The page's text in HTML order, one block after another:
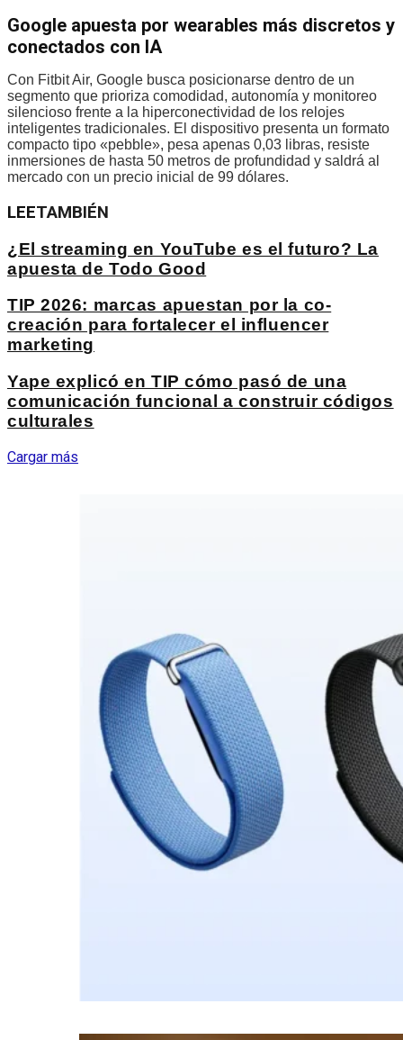
Google apuesta por wearables más discretos y
conectados con IA
Con Fitbit Air, Google busca posicionarse dentro de un
segmento que prioriza comodidad, autonomía y monitoreo
silencioso frente a la hiperconectividad de los relojes
inteligentes tradicionales. El dispositivo presenta un formato
compacto tipo «pebble», pesa apenas 0,03 libras, resiste
inmersiones de hasta 50 metros de profundidad y saldrá al
mercado con un precio inicial de 99 dólares.
LEETAMBIÉN
¿El streaming en YouTube es el futuro? La
apuesta de Todo Good
TIP 2026: marcas apuestan por la co-
creación para fortalecer el influencer
marketing
Yape explicó en TIP cómo pasó de una
comunicación funcional a construir códigos
culturales
Cargar más